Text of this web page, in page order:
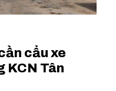
cẩu xe
KCN Tân